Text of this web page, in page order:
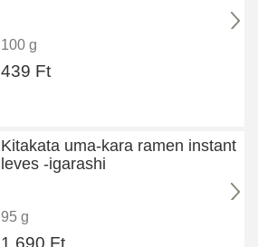
100 g
439 Ft
Kitakata uma-kara ramen instant
leves -igarashi
95 g
1.690 Ft